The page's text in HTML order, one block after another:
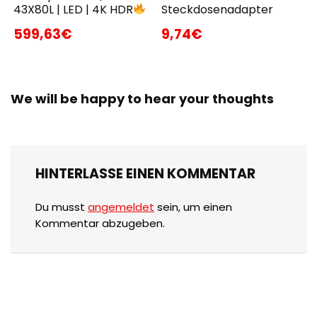
43X80L | LED | 4K HDR
599,63€
Steckdosenadapter
9,74€
We will be happy to hear your thoughts
HINTERLASSE EINEN KOMMENTAR
Du musst angemeldet sein, um einen
Kommentar abzugeben.